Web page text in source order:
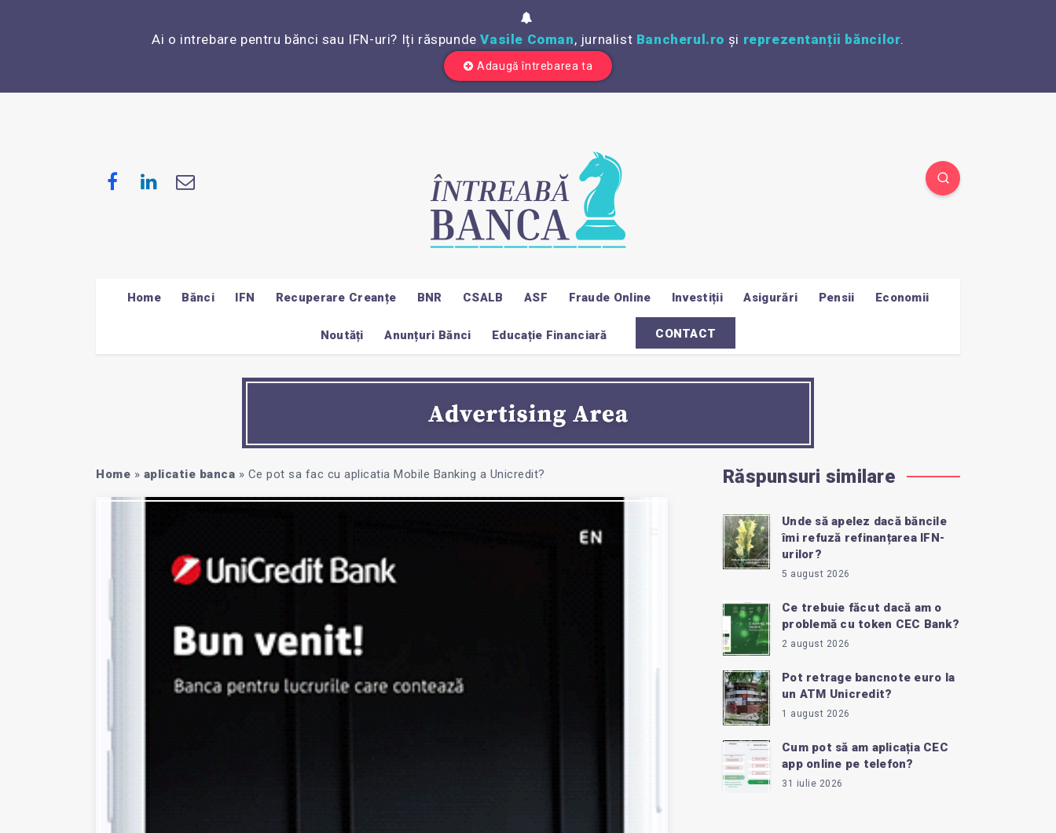
Ai o intrebare pentru bănci sau IFN-uri? Iți răspundeVasile Coman, jurnalist Bancherul.ro și reprezentanții băncilor.
Adaugă întrebarea ta
Home Bănci IFN Recuperare Creanțe BNR CSALB ASF Fraude Online Investiții Asigurări Pensii Economii
Noutăți Anunțuri Bănci Educație Financiară CONTACT
Home » aplicatie banca » Ce pot sa fac cu aplicatia Mobile Banking a Unicredit? Răspunsuri similare
Unde să apelez dacă băncile
îmi refuză refinanțarea IFN-
urilor?
5 august 2026
Ce trebuie făcut dacă am o
problemă cu token CEC Bank?
2 august 2026
Pot retrage bancnote euro la
un ATM Unicredit?
1 august 2026
Cum pot să am aplicația CEC
app online pe telefon?
31 iulie 2026